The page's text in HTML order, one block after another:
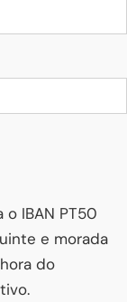
IBAN PT50
e morada
do